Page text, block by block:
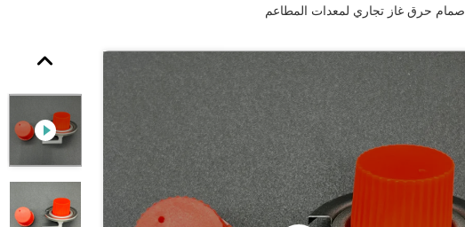
صمام حرق غاز تجاري لمعدات المطاعم